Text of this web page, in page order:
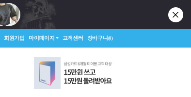
회원가입 마이페이지 고객센터 장바구니(0)